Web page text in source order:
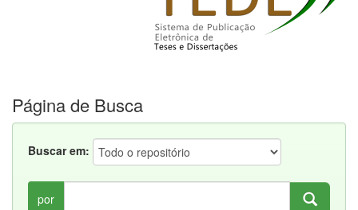
Página de Busca
Buscar em:
por